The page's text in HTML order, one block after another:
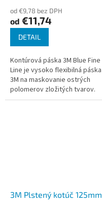
od €9,78 bez DPH
od €11,74
DETAIL
Kontúrová páska 3M Blue Fine
Line je vysoko flexibilná páska
3M na maskovanie ostrých
polomerov zložitých tvarov.
Obrysová páska 3M 471 má
3M Plstený kotúč 125mm